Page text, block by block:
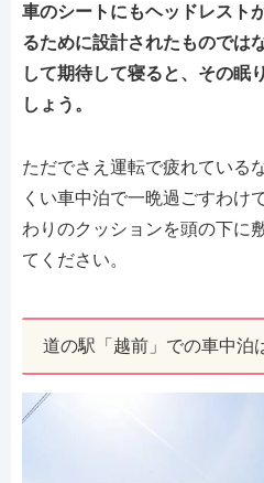
車のシートにもヘッドレスト
るために設計されたものでは
して期待して寝ると、その眠
しょう。
ただでさえ運転で疲れている
くい車中泊で一晩過ごすわけ
わりのクッションを頭の下に
てください。
道の駅「越前」での車中泊